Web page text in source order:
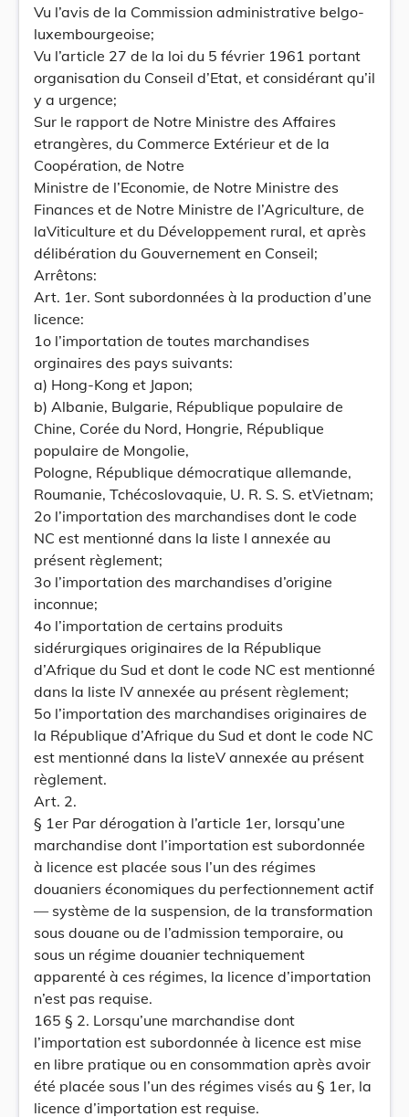
Vu l’avis de la Commission administrative belgo-
luxembourgeoise;
Vu l’article 27 de la loi du 5 février 1961 portant
organisation du Conseil d’Etat, et considérant qu’il
y a urgence;
Sur le rapport de Notre Ministre des Affaires
etrangères, du Commerce Extérieur et de la
Coopération, de Notre
Ministre de l’Economie, de Notre Ministre des
Finances et de Notre Ministre de l’Agriculture, de
laViticulture et du Développement rural, et après
délibération du Gouvernement en Conseil;
Arrêtons:
Art. 1er. Sont subordonnées à la production d’une
licence:
1o l’importation de toutes marchandises
orginaires des pays suivants:
a) Hong-Kong et Japon;
b) Albanie, Bulgarie, République populaire de
Chine, Corée du Nord, Hongrie, République
populaire de Mongolie,
Pologne, République démocratique allemande,
Roumanie, Tchécoslovaquie, U. R. S. S. etVietnam;
2o l’importation des marchandises dont le code
NC est mentionné dans la liste I annexée au
présent règlement;
3o l’importation des marchandises d’origine
inconnue;
4o l’importation de certains produits
sidérurgiques originaires de la République
d’Afrique du Sud et dont le code NC est mentionné
dans la liste IV annexée au présent règlement;
5o l’importation des marchandises originaires de
la République d’Afrique du Sud et dont le code NC
est mentionné dans la listeV annexée au présent
règlement.
Art. 2.
§ 1er Par dérogation à l’article 1er, lorsqu’une
marchandise dont l’importation est subordonnée
à licence est placée sous l’un des régimes
douaniers économiques du perfectionnement actif
— système de la suspension, de la transformation
sous douane ou de l’admission temporaire, ou
sous un régime douanier techniquement
apparenté à ces régimes, la licence d’importation
n’est pas requise.
165 § 2. Lorsqu’une marchandise dont
l’importation est subordonnée à licence est mise
en libre pratique ou en consommation après avoir
été placée sous l’un des régimes visés au § 1er, la
licence d’importation est requise.